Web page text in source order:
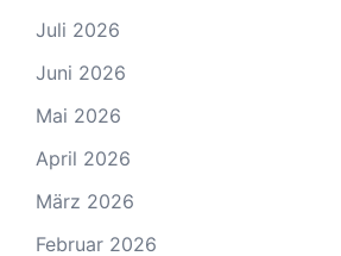
Juli 2026
Juni 2026
Mai 2026
April 2026
März 2026
Februar 2026